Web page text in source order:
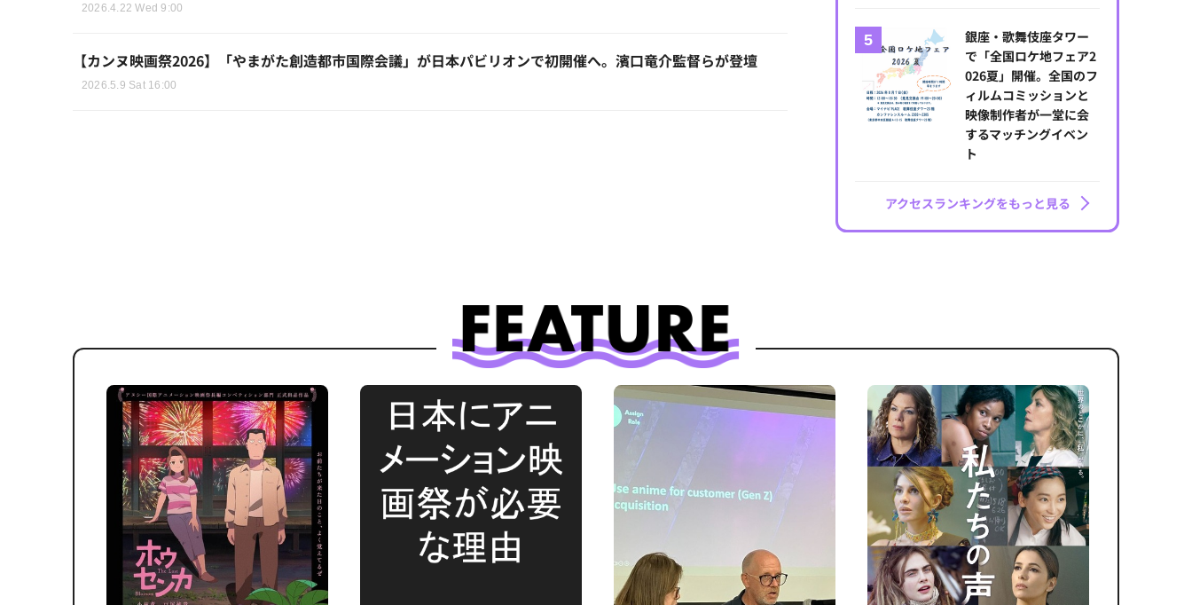
2026.4.22 Wed 9:00
【カンヌ映画祭2026】「やまがた創造都市国際会議」が日本パビリオンで初開催へ。濱口竜介監督らが登壇
2026.5.9 Sat 16:00
銀座・歌舞伎座タワー
で「全国ロケ地フェア2
026夏」開催。全国のフ
ィルムコミッションと
映像制作者が一堂に会
するマッチングイベン
ト
アクセスランキングをもっと見る